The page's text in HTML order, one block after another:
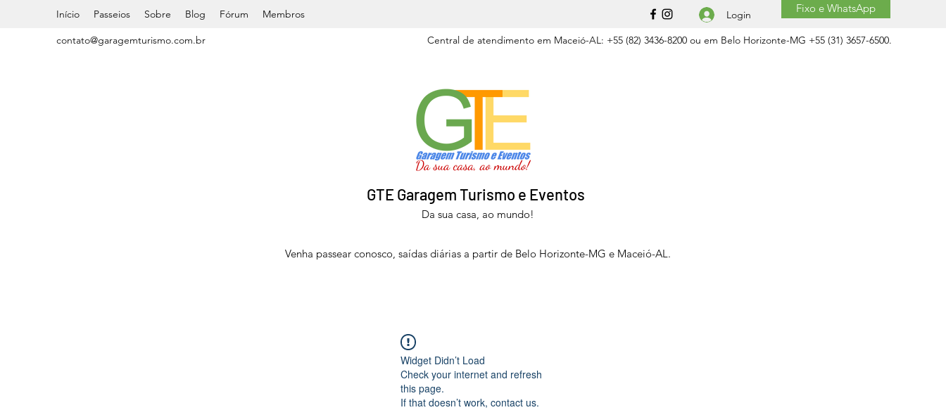
Início Passeios Sobre Blog Fórum Membros Login Fixo e WhatsApp
contato@garagemturismo.com.br Central de atendimento em Maceió-AL: +55 (82) 3436-8200 ou em Belo Horizonte-MG +55 (31) 3657-6500.
GTE Garagem Turismo e Eventos
Da sua casa, ao mundo!
Venha passear conosco, saídas diárias a partir de Belo Horizonte-MG e Maceió-AL.
Widget Didn’t Load
Check your internet and refresh
this page.
If that doesn’t work, contact us.